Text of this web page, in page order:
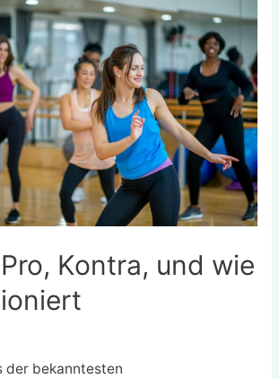
Kontra, und wie
der bekanntesten